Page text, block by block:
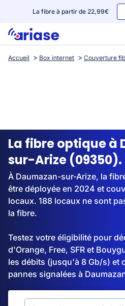
La fibre à partir de 22,99€
Box internet
Streaming
Accueil Box internet Couverture
La fibre optique à
sur-Arize (09350).
À Daumazan-sur-Arize, la
être déployée en 2024 et
locaux. 188 locaux ne sont
la fibre.
Testez votre éligibilité pour
d'Orange, Free, SFR et
les débits (jusqu'à 8 Gb/s) et
pannes signalées à